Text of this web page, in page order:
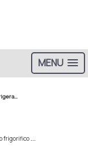
MENU
Balcão refrigerado de aço inox
B
alcão frigorifico sob medida